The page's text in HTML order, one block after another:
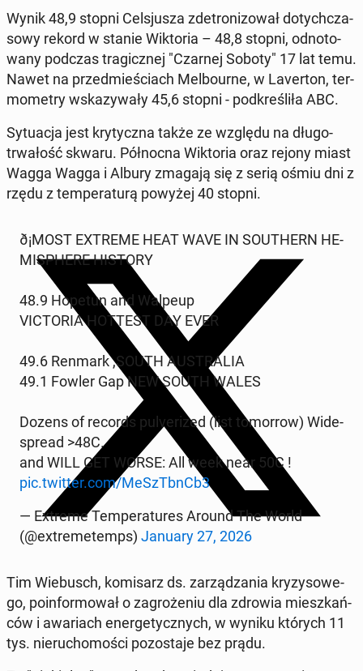
Wynik 48,9 stopni Cel­sju­sza zde­tro­ni­zo­wał do­tych­cza­
so­wy rekord w stanie Wik­to­ria – 48,8 stopni, od­no­to­
wa­ny podczas tra­gicz­nej "Czarnej Soboty" 17 lat temu.
Nawet na przed­mie­ściach Mel­bo­ur­ne, w La­ver­ton, ter­
mo­me­try wska­zy­wa­ły 45,6 stopni - pod­kre­śli­ła ABC.
Sy­tu­acja jest kry­tycz­na także ze względu na dłu­go­
trwa­łość skwaru. Pół­noc­na Wik­to­ria oraz rejony miast
Wagga Wagga i Albury zmagają się z serią ośmiu dni z
rzędu z tem­pe­ra­tu­rą powyżej 40 stopni.
ð¡️MOST EXTREME HEAT WAVE IN SO­UTHERN HE­
MI­SPHE­RE HISTORY
48.9 Hopetun and Walpeup
VIC­TO­RIA HOTTEST DAY EVER
49.6 Renmark ,SOUTH AU­STRA­LIA
49.1 Fowler Gap NEW SOUTH WALES
Dozens of records pu­lve­ri­zed (list to­mor­row) Wi­de­
spre­ad >48C.
and WILL GET WORSE: All week near 50C !
pic.twitter.com/MeSzTbnCb3
— Extreme Tem­pe­ra­tu­res Around The World
(@extre­me­temps) January 27, 2026
Tim Wie­busch, ko­mi­sarz ds. za­rzą­dza­nia kry­zy­so­we­
go, po­in­for­mo­wał o za­gro­że­niu dla zdrowia miesz­kań­
ców i awa­riach ener­ge­tycz­nych, w wyniku których 11
tys. nie­ru­cho­mo­ści po­zo­sta­je bez prądu.